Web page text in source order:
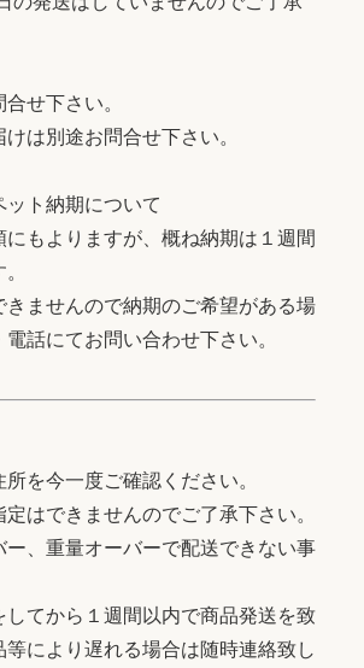
せ下さい。
は別途お問合せ下さい。
ット納期について
にもよりますが、概ね納期は１週間
きませんので納期のご希望がある場
話にてお問い合わせ下さい。
所を今一度ご確認ください。
定はできませんのでご了承下さい。
ー、重量オーバーで配送できない事
してから１週間以内で商品発送を致
等により遅れる場合は随時連絡致し